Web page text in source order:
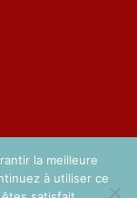
la meilleure
à utiliser ce